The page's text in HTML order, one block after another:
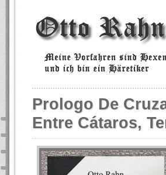
Prologo De
Entre Cátaros,